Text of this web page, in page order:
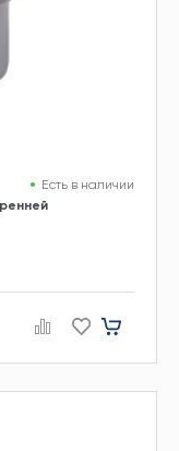
Есть в наличии